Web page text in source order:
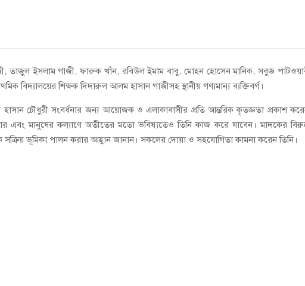
তাজুল ইসলাম গাজী, ফারুক খাঁন, রবিউল ইমাম বাবু, মোহন হোসেন মানিক, সবুজ
বিদ্যালয়ের শিক্ষক দিদারুল আলম হাসান গাজীসহ স্থানীয় গণ্যমান্য ব্যক্তিবর্গ।
হাসান চৌধুরী সংবর্ধনার জন্য আয়োজক ও এলাকাবাসীর প্রতি আন্তরিক কৃতজ্ঞতা প্রকাশ
এবং মানুষের কল্যাণে অতীতের মতো ভবিষ্যতেও তিনি কাজ করে যাবেন। মাদকের
সক্রিয় ভূমিকা পালন করার আহ্বান জানান। সকলের দোয়া ও সহযোগিতা কামনা করেন তিনি।